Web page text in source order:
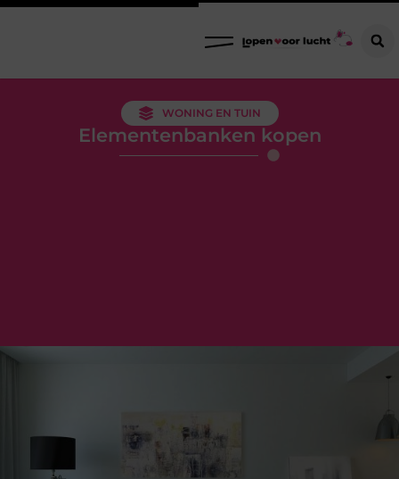
WONING EN TUIN
Elementenbanken kopen